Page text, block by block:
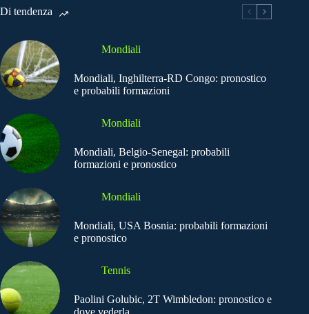
Di tendenza
Mondiali
Mondiali, Inghilterra-RD Congo: pronostico
e probabili formazioni
Mondiali
Mondiali, Belgio-Senegal: probabili
formazioni e pronostico
Mondiali
Mondiali, USA Bosnia: probabili formazioni
e pronostico
Tennis
Paolini Golubic, 2T Wimbledon: pronostico e
dove vederla